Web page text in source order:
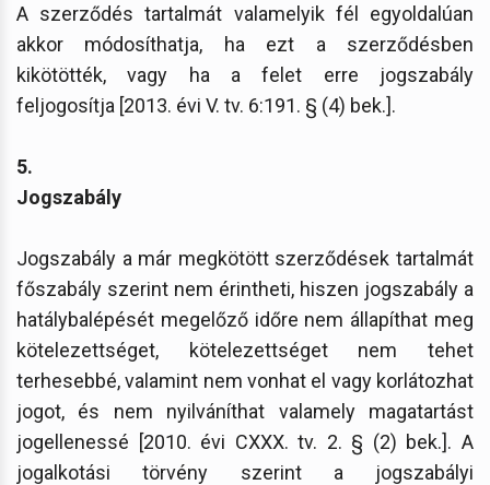
A szerződés tartalmát valamelyik fél egyoldalúan
akkor módosíthatja, ha ezt a szerződésben
kikötötték, vagy ha a felet erre jogszabály
feljogosítja [2013. évi V. tv. 6:191. § (4) bek.].
5.
Jogszabály
Jogszabály a már megkötött szerződések tartalmát
főszabály szerint nem érintheti, hiszen jogszabály a
hatálybalépését megelőző időre nem állapíthat meg
kötelezettséget, kötelezettséget nem tehet
terhesebbé, valamint nem vonhat el vagy korlátozhat
jogot, és nem nyilváníthat valamely magatartást
jogellenessé [2010. évi CXXX. tv. 2. § (2) bek.]. A
jogalkotási törvény szerint a jogszabályi